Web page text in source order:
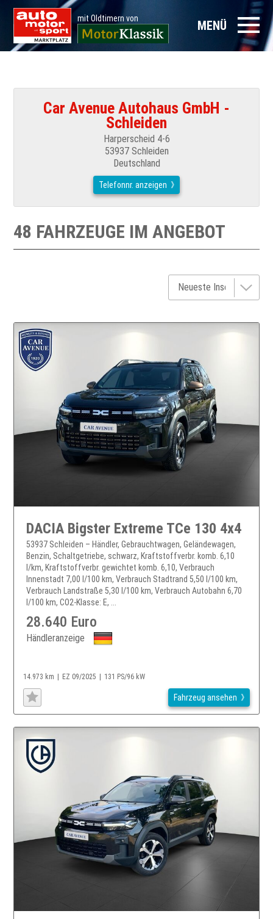
mit Oldtimern von MENÜ
Car Avenue Autohaus GmbH -
Schleiden
Harperscheid 4-6
53937 Schleiden
Deutschland
Telefonnr. anzeigen
48 FAHRZEUGE IM ANGEBOT
DACIA Bigster Extreme TCe 130 4x4
53937 Schleiden – Händler, Gebrauchtwagen, Geländewagen,
Benzin, Schaltgetriebe, schwarz, Kraftstoffverbr. komb. 6,10
l/km, Kraftstoffverbr. gewichtet komb. 6,10, Verbrauch
Innenstadt 7,00 l/100 km, Verbrauch Stadtrand 5,50 l/100 km,
Verbrauch Landstraße 5,30 l/100 km, Verbrauch Autobahn 6,70
l/100 km, CO2-Klasse: E, ...
28.640 Euro
Händleranzeige
14.973 km EZ 09/2025 131 PS/96 kW
Fahrzeug ansehen